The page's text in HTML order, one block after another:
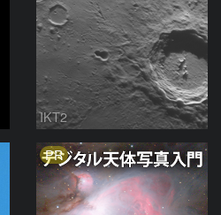
IKT2
PR